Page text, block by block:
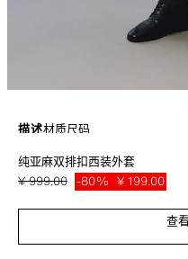
描述材质尺码
亚麻面料修身直筒西装外套。V 形
口袋，胯部设有翻盖口袋。设有内
卡其色 4286/333/505
纯亚麻双排扣西装外套
¥ 999.00 -80% ¥ 199.00
查